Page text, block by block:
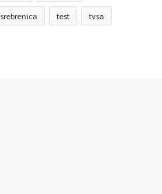
srebrenica test tvsa